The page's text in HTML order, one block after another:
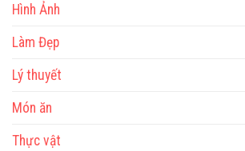
Hình Ảnh
Làm Đẹp
Lý thuyết
Món ăn
Thực vật